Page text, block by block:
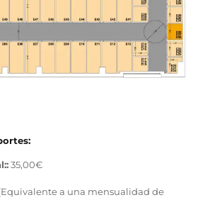
35,00€
a una mensualidad de